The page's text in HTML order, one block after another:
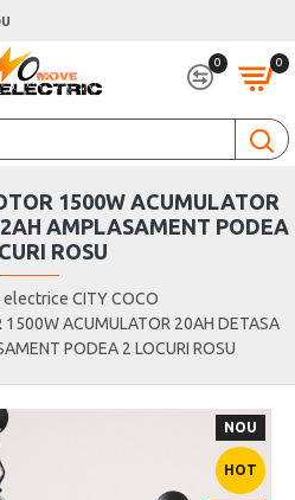
0 0
CITY COCO
1500W ACUMULATOR 20AH DETASA
PODEA 2 LOCURI ROSU
1500W ACUMULATOR
AMPLASAMENT PODEA
ROSU
NOU
HOT